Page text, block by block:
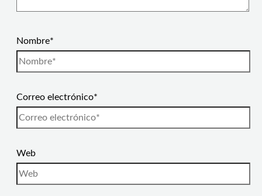
Nombre*
Correo electrónico*
Web